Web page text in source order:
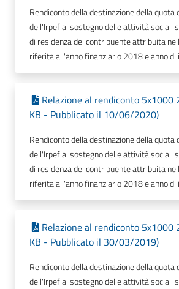
Rendiconto della destinazione della quota
dell'Irpef al sostegno delle attività sociali
di residenza del contribuente attribuita
riferita all'anno finanziario 2018 e anno
Relazione al rendiconto 5x1000
KB - Pubblicato il 10/06/2020)
Rendiconto della destinazione della quota
dell'Irpef al sostegno delle attività sociali
di residenza del contribuente attribuita
riferita all'anno finanziario 2018 e anno
Relazione al rendiconto 5x1000
KB - Pubblicato il 30/03/2019)
Rendiconto della destinazione della quota
dell'Irpef al sostegno delle attività sociali